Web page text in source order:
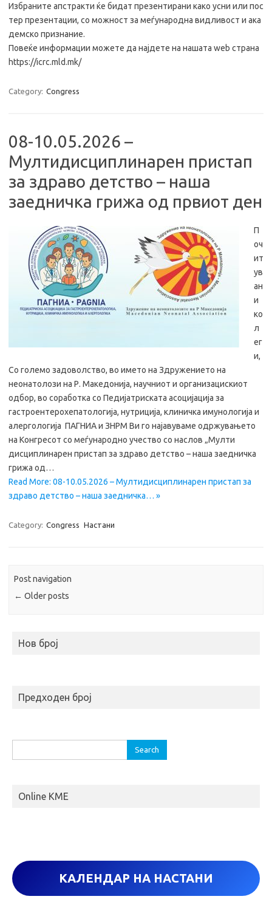
Избраните апстракти ќе бидат презентирани како усни или пос
тер презентации, со можност за меѓународна видливост и ака
демско признание.
Повеќе информации можете да најдете на нашата web страна
https://icrc.mld.mk/
Category: Congress
08-10.05.2026 –
Мултидисциплинарен пристап
за здраво детство – наша
заедничка грижа од првиот ден
П
оч
ит
ув
ан
и
ко
л
ег
и,
Со големо задоволство, во името на Здружението на
неонатолози на Р. Македонија, научниот и организацискиот
одбор, во соработка со Педијатриската асоцијација за
гастроентерохепатологија, нутриција, клиничка имунологија и
алергологија ПАГНИА и ЗНРМ Ви го најавуваме одржувањето
на Конгресот со меѓународно учество со наслов „Мулти
дисциплинарен пристап за здраво детство – наша заедничка
грижа од…
Read More: 08-10.05.2026 – Мултидисциплинарен пристап за
здраво детство – наша заедничка… »
Category: Congress Настани
Post navigation
← Older posts
Нов број
Предходен број
e
:
Online KME
КАЛЕНДАР НА НАСТАНИ